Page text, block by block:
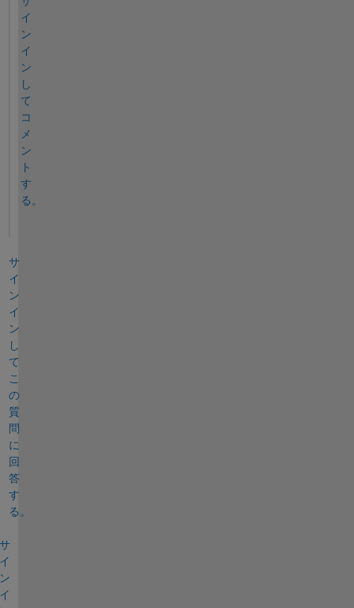
イ
ン
イ
ン
し
て
コ
メ
ン
ト
す
る。
サ
イ
ン
イ
ン
し
て
こ
の
質
問
に
回
答
す
る。